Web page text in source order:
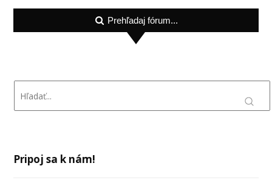
Prehľadaj fórum...
Pripoj sa k nám!